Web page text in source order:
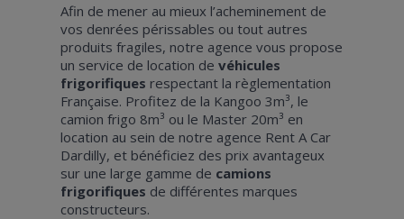
Afin de mener au mieux l’acheminement de
vos denrées périssables ou tout autres
produits fragiles, notre agence vous propose
un service de location de véhicules
frigorifiques respectant la règlementation
Française. Profitez de la Kangoo 3m³, le
camion frigo 8m³ ou le Master 20m³ en
location au sein de notre agence Rent A Car
Dardilly, et bénéficiez des prix avantageux
sur une large gamme de camions
frigorifiques de différentes marques
constructeurs.